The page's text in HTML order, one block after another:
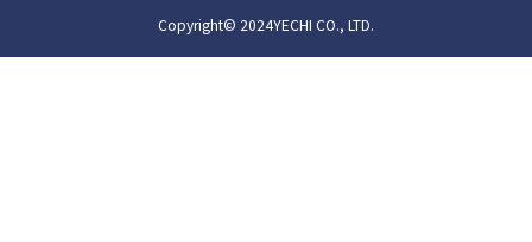
Copyright© 2024YECHI CO., LTD.